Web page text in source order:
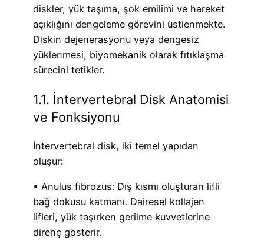
diskler, yük taşıma, şok emilimi ve hareket
açıklığını dengeleme görevini üstlenmekte.
Diskin dejenerasyonu veya dengesiz
yüklenmesi, biyomekanik olarak fıtıklaşma
sürecini tetikler.
1.1. İntervertebral Disk Anatomisi
ve Fonksiyonu
İntervertebral disk, iki temel yapıdan
oluşur:
• Anulus fibrozus: Dış kısmı oluşturan lifli
bağ dokusu katmanı. Dairesel kollajen
lifleri, yük taşırken gerilme kuvvetlerine
direnç gösterir.